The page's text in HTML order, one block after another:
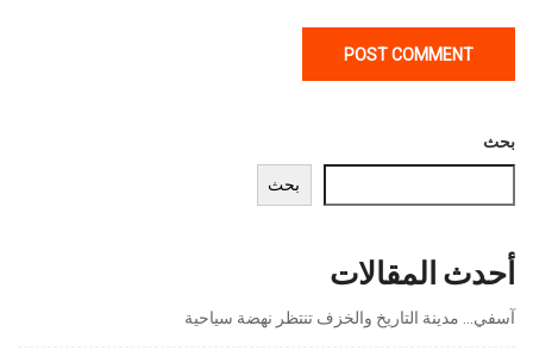
بحث
بحث
أحدث المقالات
آسفي… مدينة التاريخ والخزف تنتظر نهضة سياحية